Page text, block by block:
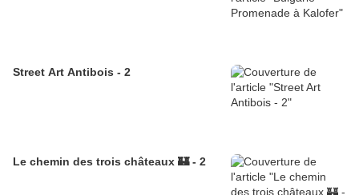
Street Art Antibois - 2
Le chemin des trois châteaux 🏰 - 2